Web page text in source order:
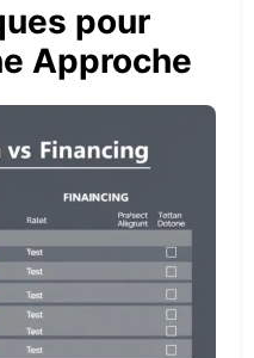
pour
Approche